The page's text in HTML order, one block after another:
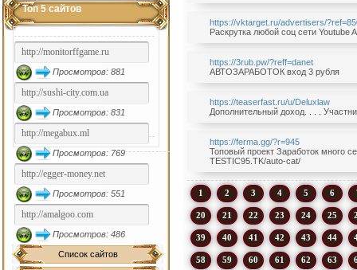
Топ 5 сайтов
Просмотров: 881
Просмотров: 831
Просмотров: 769
Просмотров: 551
Просмотров: 486
Список сайтов
https://vktarget.ru/advertisers/
Раскрутка любой соц сети Youtube
https://3rub.pw/?reff=danet
АВТОЗАРАБОТОК вход 3 рубля
https://teaserfast.ru/u/Deluxlaw
Дополнительный доход. . . .
https://ferma.gg/?r=945
Топовый проект Заработок много
TESTIC95.TK/auto-cat/
1 2 3 4 5 6
20 21 22 23 24 25
39 40 41 42 43 44
58 59 60 61 62 63